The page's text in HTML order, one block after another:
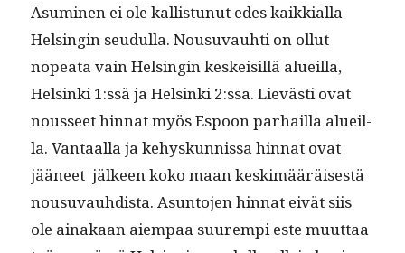
Asum­i­nen ei ole kallis­tunut edes kaikkial­la
Helsin­gin seudul­la. Nousu­vauhti on ollut
nopea­ta vain Helsin­gin keskeisil­lä alueil­la,
Helsin­ki 1:ssä ja Helsin­ki 2:ssa. Lievästi ovat
nousseet hin­nat myös Espoon parhail­la alueil­
la. Van­taal­la ja kehyskun­nis­sa hin­nat ovat
jääneet jäl­keen koko maan keskimääräis­es­tä
nousu­vauhdista. Asun­to­jen hin­nat eivät siis
ole ainakaan aiem­paa suurem­pi este muut­taa